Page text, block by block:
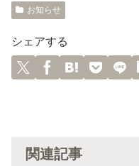
お知らせ
シェアする
関連記事